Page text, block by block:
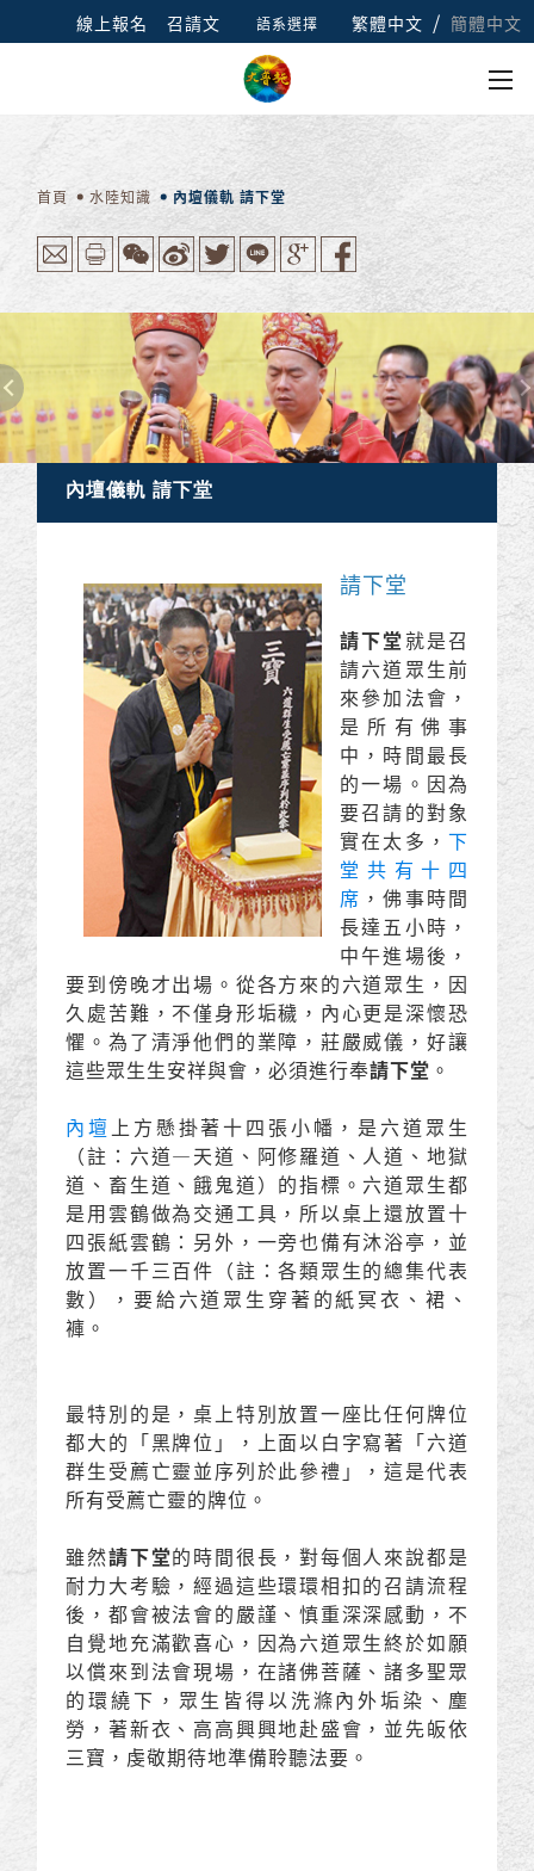
線上報名 召請文 語系選擇 繁體中文 / 簡體中文
首頁 水陸知識 內壇儀軌 請下堂
內壇儀軌 請下堂
請下堂
請下堂就是召
請六道眾生前
來參加法會，
是所有佛事
中，時間最長
的一場。因為
要召請的對象
實在太多， 下
堂共有十四
席 ，佛事時間
長達五小時，
中午進場後，
要到傍晚才出場。從各方來的六道眾生，因
久處苦難，不僅身形垢穢，內心更是深懷恐
懼。為了清淨他們的業障，莊嚴威儀，好讓
這些眾生生安祥與會，必須進行奉請下堂 。
內壇上方懸掛著十四張小幡，是六道眾生
（註：六道―天道、阿修羅道、人道、地獄
道、畜生道、餓鬼道）的指標。六道眾生都
是用雲鶴做為交通工具，所以桌上還放置十
四張紙雲鶴：另外，一旁也備有沐浴亭，並
放置一千三百件（註：各類眾生的總集代表
數），要給六道眾生穿著的紙冥衣、裙、
褲。
最特別的是，桌上特別放置一座比任何牌位
都大的「黑牌位」，上面以白字寫著「六道
群生受薦亡靈並序列於此參禮」，這是代表
所有受薦亡靈的牌位。
雖然請下堂的時間很長，對每個人來說都是
耐力大考驗，經過這些環環相扣的召請流程
後，都會被法會的嚴謹、慎重深深感動，不
自覺地充滿歡喜心，因為六道眾生終於如願
以償來到法會現場，在諸佛菩薩、諸多聖眾
的環繞下，眾生皆得以洗滌內外垢染、塵
勞，著新衣、高高興興地赴盛會，並先皈依
三寶，虔敬期待地準備聆聽法要。